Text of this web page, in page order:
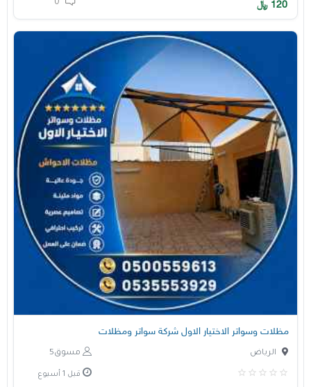
120 ﷼
مظلات وسواتر الاختيار الاول شركة سواتر ومظلات
مسوق5 الرياض
قبل 1 أسبوع